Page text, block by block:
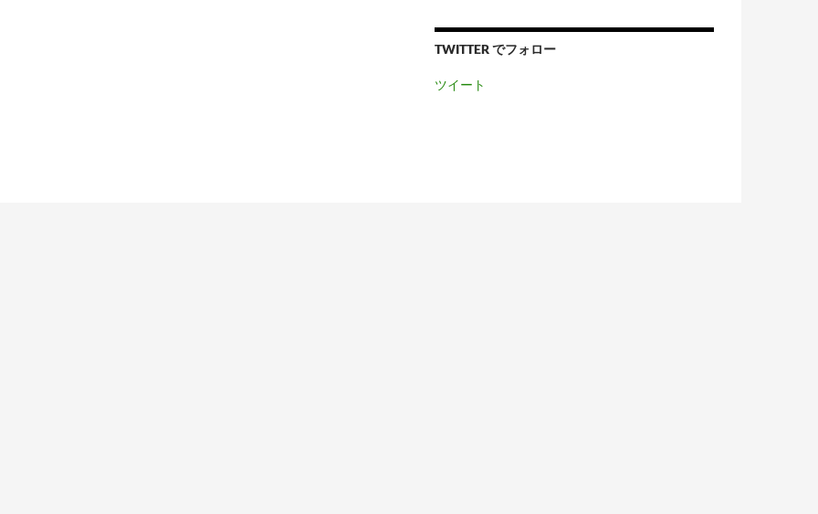
TWITTER でフォロー
ツイート